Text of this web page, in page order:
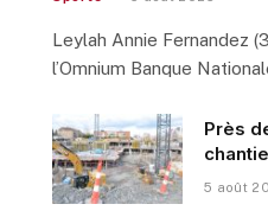
Leylah Annie Fernandez
l’Omnium Banque
Près
5 août